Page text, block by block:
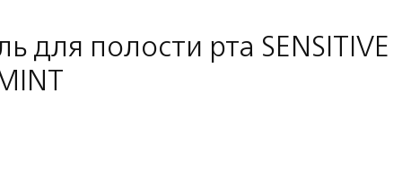
для полости рта SENSITIVE